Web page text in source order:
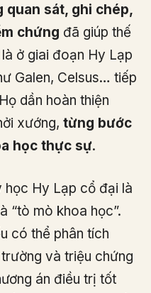
quan sát, ghi chép,
chứng đã giúp thế
ở giai đoạn Hy Lạp
Galen, Celsus… tiếp
dần hoàn thiện
xướng, từng bước
học thực sự.
học Hy Lạp cổ đại là
“tò mò khoa học”.
có thể phân tích
và triệu chứng
án điều trị tốt